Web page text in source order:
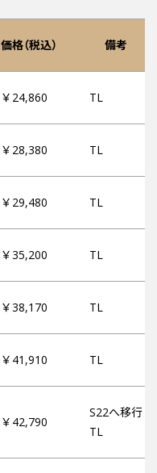
価格（税込） 備考
￥24,860 TL
￥28,380 TL
￥29,480 TL
￥35,200 TL
￥38,170 TL
￥41,910 TL
￥42,790
S22へ移行
TL